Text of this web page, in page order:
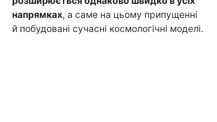
напрямках, а саме на цьому припущенні
й побудовані сучасні космологічні моделі.